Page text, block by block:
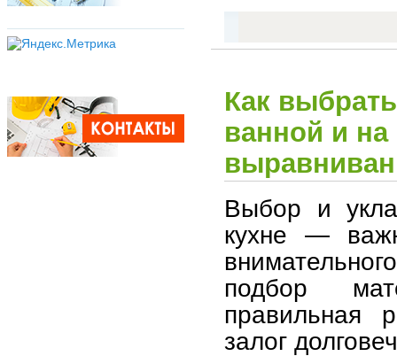
Как
ванной и на
Выбор и
кухне —
подбор
правильная
залог